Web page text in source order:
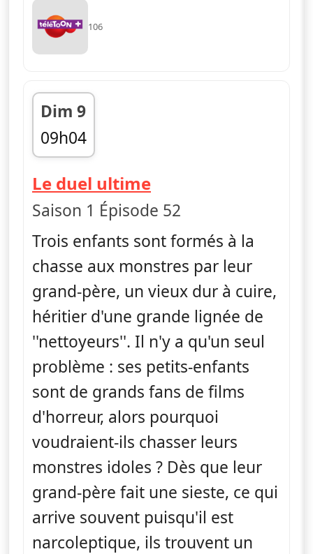
106
Dim 9
09h04
fin 09h15
Le duel ultime— Monster Loving
Saison 1 Épisode 52
Trois enfants sont formés à la
chasse aux monstres par leur
grand-père, un vieux dur à cuire,
héritier d'une grande lignée de
''nettoyeurs''. Il n'y a qu'un seul
problème : ses petits-enfants
sont de grands fans de films
d'horreur, alors pourquoi
voudraient-ils chasser leurs
monstres idoles ? Dès que leur
grand-père fait une sieste, ce qui
arrive souvent puisqu'il est
narcoleptique, ils trouvent un